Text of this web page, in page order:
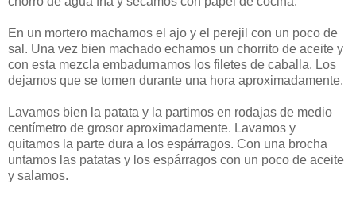
En un mortero machamos el ajo y el perejil con un poco de
sal. Una vez bien machado echamos un chorrito de aceite y
con esta mezcla embadurnamos los filetes de caballa. Los
dejamos que se tomen durante una hora aproximadamente.
Lavamos bien la patata y la partimos en rodajas de medio
centímetro de grosor aproximadamente. Lavamos y
quitamos la parte dura a los espárragos. Con una brocha
untamos las patatas y los espárragos con un poco de aceite
y salamos.